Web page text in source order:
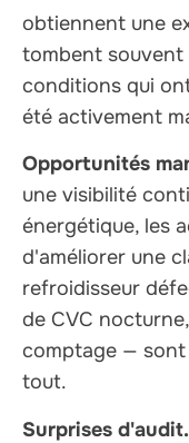
obtiennent une
tombent souvent
conditions qui
été activement
Opportunités
une visibilité
énergétique, les
d'améliorer une
refroidisseur
de CVC
comptage —
tout.
Surprises d'audit.